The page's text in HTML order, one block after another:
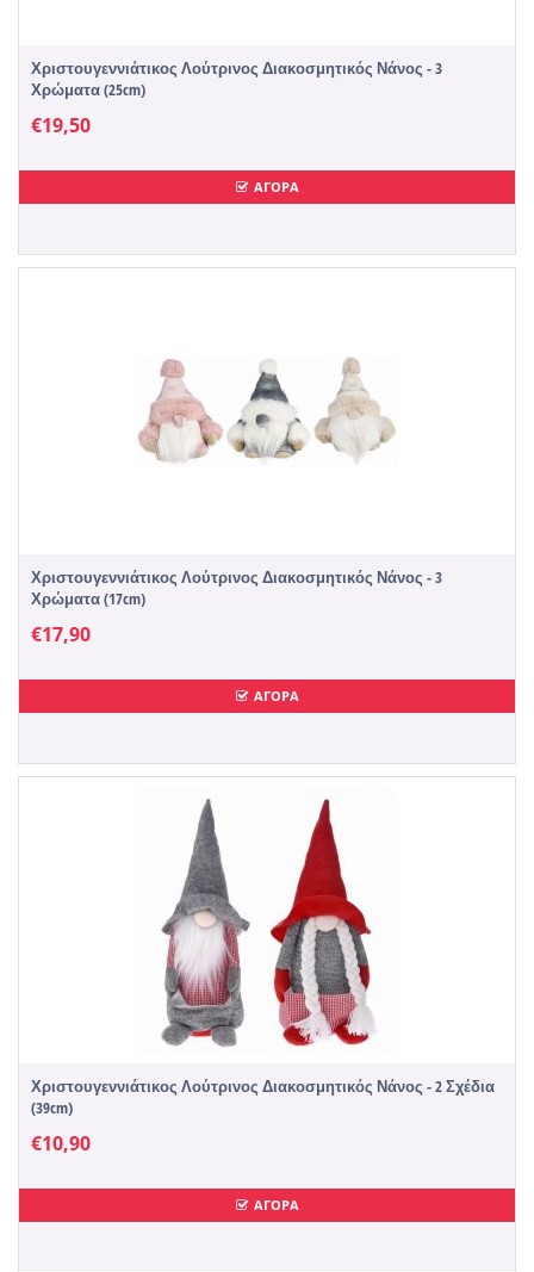
Χριστουγεννιάτικος Λούτρινος Διακοσμητικός Νάνος - 3
Χρώματα (25cm)
€19,50
ΑΓΟΡΑ
Χριστουγεννιάτικος Λούτρινος Διακοσμητικός Νάνος - 3
Χρώματα (17cm)
€17,90
ΑΓΟΡΑ
Χριστουγεννιάτικος Λούτρινος Διακοσμητικός Νάνος - 2 Σχέδια
(39cm)
€10,90
ΑΓΟΡΑ